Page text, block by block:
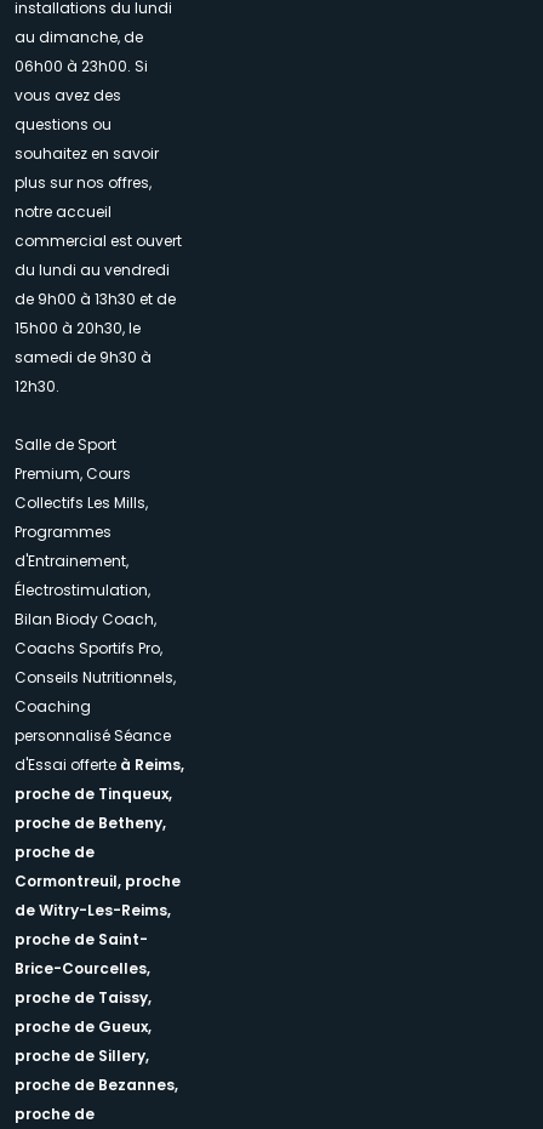
installations du lundi
au dimanche, de
06h00 à 23h00. Si
vous avez des
questions ou
souhaitez en savoir
plus sur nos offres,
notre accueil
commercial est ouvert
du lundi au vendredi
de 9h00 à 13h30 et de
15h00 à 20h30, le
samedi de 9h30 à
12h30.
Salle de Sport
Premium, Cours
Collectifs Les Mills,
Programmes
d'Entrainement,
Électrostimulation,
Bilan Biody Coach,
Coachs Sportifs Pro,
Conseils Nutritionnels,
Coaching
personnalisé Séance
d'Essai offerte à Reims,
proche de Tinqueux,
proche de Betheny,
proche de
Cormontreuil, proche
de Witry-Les-Reims,
proche de Saint-
Brice-Courcelles,
proche de Taissy,
proche de Gueux,
proche de Sillery,
proche de Bezannes,
proche de